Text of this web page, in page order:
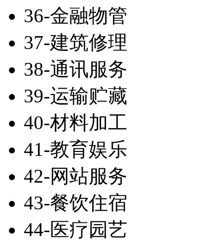
36-金融物管
37-建筑修理
38-通讯服务
39-运输贮藏
40-材料加工
41-教育娱乐
42-网站服务
43-餐饮住宿
44-医疗园艺